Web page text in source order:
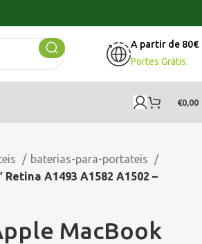
A partir de 80€
Portes Grátis.
€0,00
baterias-para-portateis
A1493 A1582 A1502 –
MacBook